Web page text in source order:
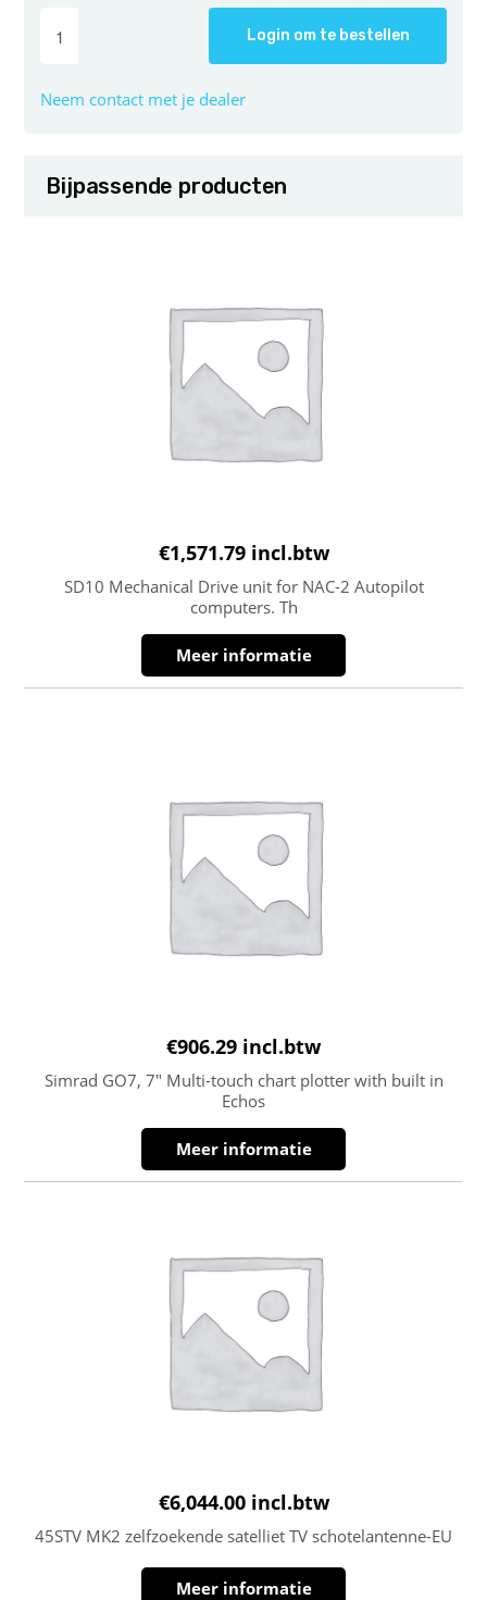
Login om te bestellen
Neem contact met je dealer
Bijpassende producten
€1,571.79 incl.btw
SD10 Mechanical Drive unit for NAC-2 Autopilot
computers. Th
Meer informatie
€906.29 incl.btw
Simrad GO7, 7″ Multi-touch chart plotter with built in
Echos
Meer informatie
€6,044.00 incl.btw
45STV MK2 zelfzoekende satelliet TV schotelantenne-EU
Meer informatie